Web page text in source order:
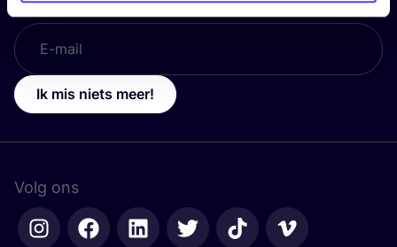
Ik mis niets meer!
Volg ons